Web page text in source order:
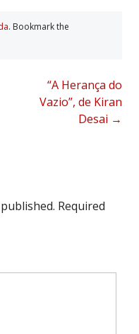
. Bookmark the
“A Herança do
Vazio”, de Kiran
Desai →
Required